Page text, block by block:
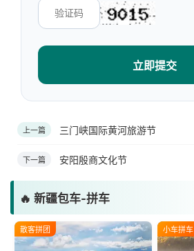
立即提交
上一篇 三门峡国际黄河旅游节
下一篇 安阳殷商文化节
🔥 新疆包车-拼车
散客拼团 小车拼车